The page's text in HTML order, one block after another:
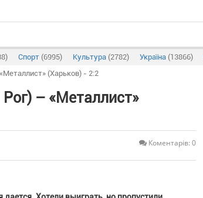
Спорт (6995) Культура (2782) Україна (13866)
(Харьков) - 2:2
– «Металлист»
Коментарів: 0